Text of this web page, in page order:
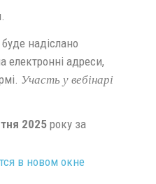
надіслано
електронні адреси,
Участь у вебінарі
2025 року за